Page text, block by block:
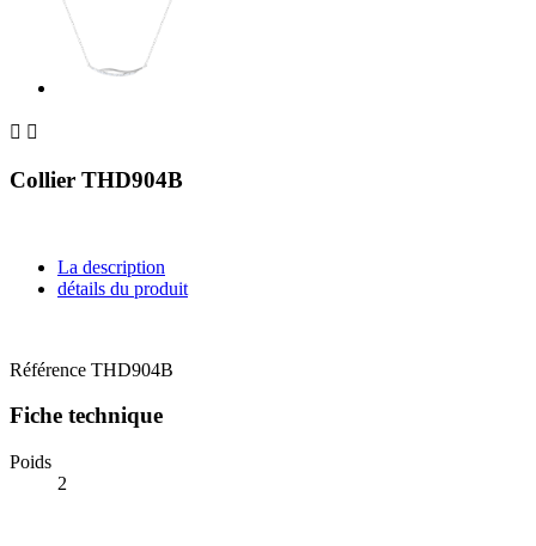
 
Collier THD904B
La description
détails du produit
Référence THD904B
Fiche technique
Poids
2